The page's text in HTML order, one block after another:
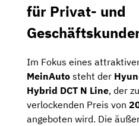
für Privat- und
Im Fokus eines
MeinAuto steht der
Hybrid DCT N Line, der
verlockenden Preis von
angeboten wird. Die